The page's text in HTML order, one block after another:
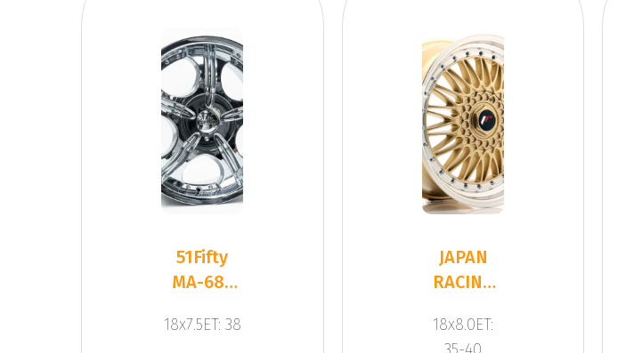
51Fifty
MA-681
Chrome
18x7.5ET: 38
JAPAN
RACING
18x8.0ET: